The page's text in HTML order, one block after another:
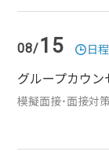
08/15 日
グループカウン
模擬面接・面接対